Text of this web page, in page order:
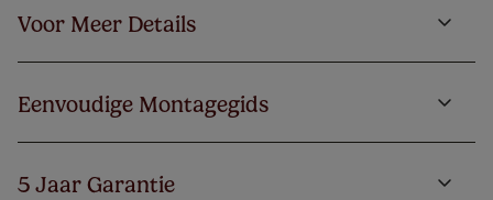
Voor Meer Details
Eenvoudige Montagegids
5 Jaar Garantie